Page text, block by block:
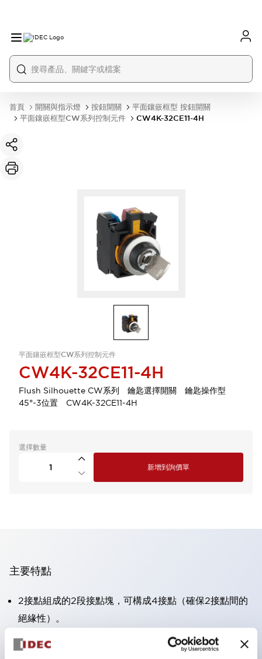
首頁 開關與指示燈 按鈕開關
平面鑲嵌框型 按鈕開關
平面鑲嵌框型CW系列控制元件
CW4K-32CE11-4H
平面鑲嵌框型CW系列控制元件
CW4K-32CE11-4H
Flush Silhouette CW系列 鑰匙選擇開關 鑰匙操作型
45°-3位置 CW4K-32CE11-4H
選擇數量
新增到詢價單
主要特點
2接點組成的2段接點塊，可構成4接點（確保2接點間的
絕緣性）。
面板深度39.9mm（※11段接點塊）、59.9mm（※22段
接點塊）。可實現省空間設計。